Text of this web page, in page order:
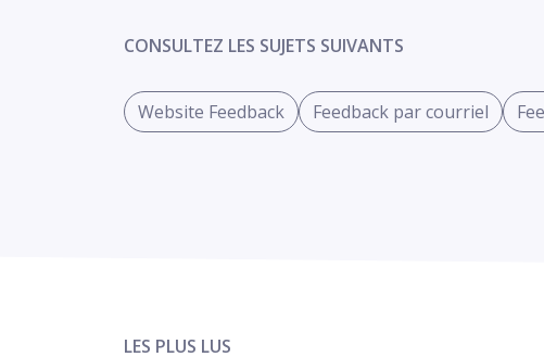
CONSULTEZ LES SUJETS SUIVANTS
Website Feedback Feedback par courriel
LES PLUS LUS